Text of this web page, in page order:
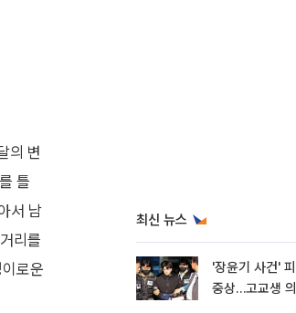
의 변
틀
서 남
리를
로운
최신 뉴스
'장윤기 사건'
중상…고교생